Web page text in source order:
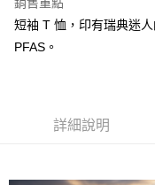
臺灣中小企業銀行
匯豐（台灣）商業銀行
聯邦商業銀行
台灣樂天信用卡公司
Apple Pay
ATM付款
每筆NT$60，滿NT$490(
短袖 T 恤，印有瑞典迷
PFAS。
詳細說明